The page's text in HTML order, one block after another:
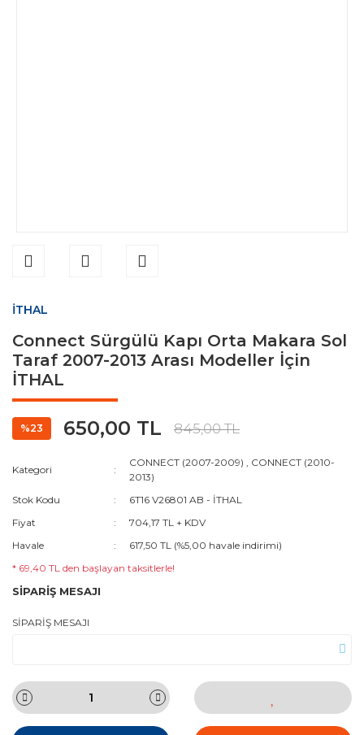
İTHAL
Connect Sürgülü Kapı Orta Makara Sol
Taraf 2007-2013 Arası Modeller İçin
İTHAL
%23 650,00 TL 845,00 TL
Kategori
CONNECT (2007-2009) , CONNECT (2010-
2013)
Stok Kodu
6T16 V26801 AB - İTHAL
Fiyat
704,17 TL + KDV
Havale
617,50 TL (%5,00 havale indirimi)
* 69,40 TL den başlayan taksitlerle!
SİPARİŞ MESAJI
SİPARİŞ MESAJI